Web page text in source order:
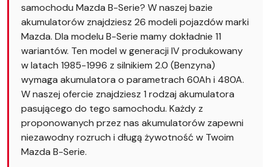
samochodu Mazda B-Serie? W naszej bazie
akumulatorów znajdziesz 26 modeli pojazdów marki
Mazda. Dla modelu B-Serie mamy dokładnie 11
wariantów. Ten model w generacji IV produkowany
w latach 1985-1996 z silnikiem 2.0 (Benzyna)
wymaga akumulatora o parametrach 60Ah i 480A.
W naszej ofercie znajdziesz 1 rodzaj akumulatora
pasującego do tego samochodu. Każdy z
proponowanych przez nas akumulatorów zapewni
niezawodny rozruch i długą żywotność w Twoim
Mazda B-Serie.